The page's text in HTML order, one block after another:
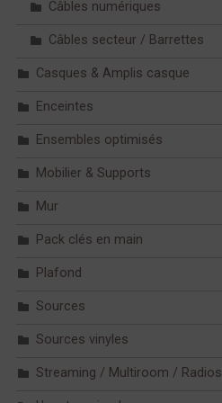
Câbles numériques
Câbles secteur / Barrettes
Casques & Amplis casque
Enceintes
Ensembles optimisés
Mobilier & Supports
Mur
Pack clés en main
Plafond
Sources
Sources vinyles
Streaming / Multiroom / Radios